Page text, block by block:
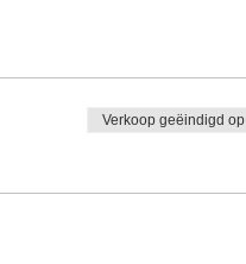
Verkoop geëindigd op